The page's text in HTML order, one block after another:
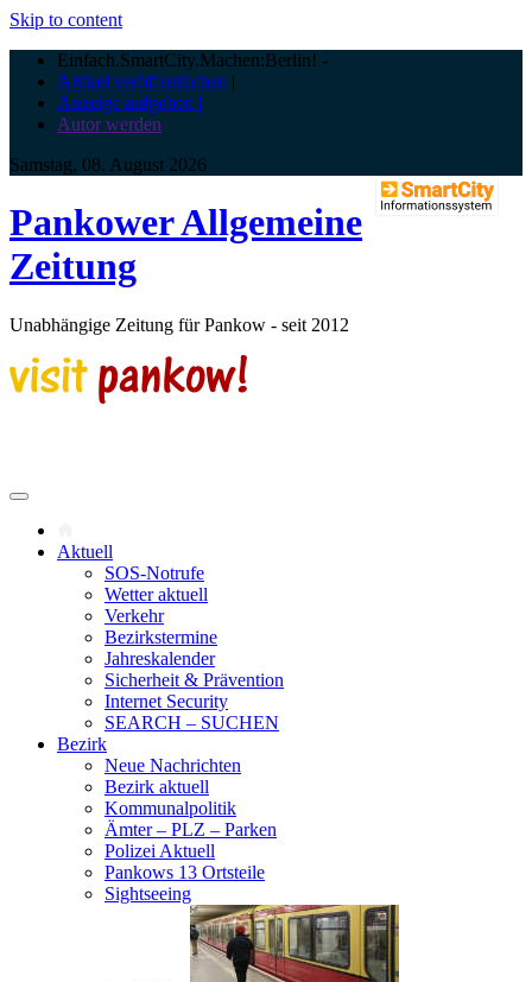
Skip to content
Einfach.SmartCity.Machen:Berlin! -
Artikel veröffentlichen |
Anzeige aufgeben |
Autor werden
Samstag, 08. August 2026
Pankower Allgemeine
Zeitung
Unabhängige Zeitung für Pankow - seit 2012
Aktuell
SOS-Notrufe
Wetter aktuell
Verkehr
Bezirkstermine
Jahreskalender
Sicherheit & Prävention
Internet Security
SEARCH – SUCHEN
Bezirk
Neue Nachrichten
Bezirk aktuell
Kommunalpolitik
Ämter – PLZ – Parken
Polizei Aktuell
Pankows 13 Ortsteile
Sightseeing